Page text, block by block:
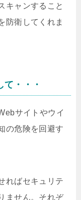
キャンすること
防衛してくれま
・・・
サイトやウイ
の危険を回避す
ればセキュリテ
ません。それぞ